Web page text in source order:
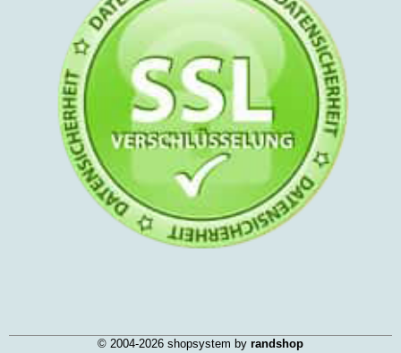
© 2004-2026 shopsystem by randshop